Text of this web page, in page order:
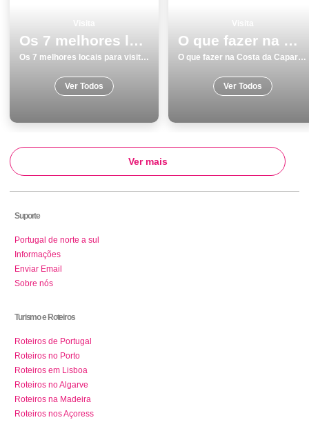
Os 7 melhores locais para visitar em Torres Vedras
Os 7 melhores locais para visitar em Torres Vedras
Ver Todos
O que fazer na Costa da Caparica os 7 melhores locais para visitar
O que fazer na Costa da Caparica os 7 melhores locais para visitar
Ver Todos
Ver mais
Suporte
Portugal de norte a sul
Informações
Enviar Email
Sobre nós
Turismo e Roteiros
Roteiros de Portugal
Roteiros no Porto
Roteiros em Lisboa
Roteiros no Algarve
Roteiros na Madeira
Roteiros nos Açoress